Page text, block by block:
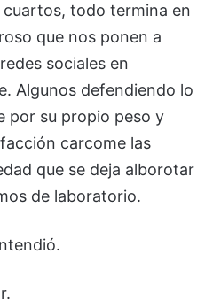
todo termina en
que nos ponen a
sociales en
Algunos defendiendo lo
por su propio peso y
carcome las
que se deja alborotar
de laboratorio.